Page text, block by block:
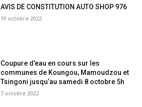
AVIS DE CONSTITUTION AUTO SHOP 976
19 octobre 2022
Coupure d’eau en cours sur les
communes de Koungou, Mamoudzou et
Tsingoni jusqu’au samedi 8 octobre 5h
7 octobre 2022